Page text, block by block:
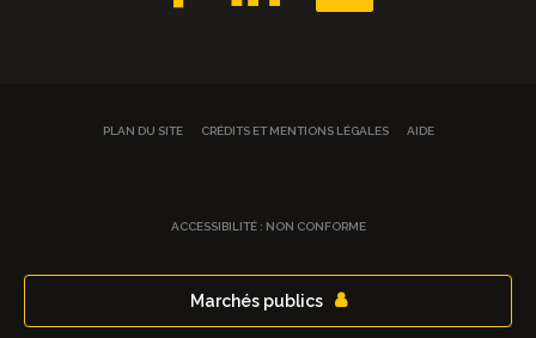
PLAN DU SITE CRÉDITS ET MENTIONS LÉGALES AIDE
ACCESSIBILITÉ : NON CONFORME
Marchés publics